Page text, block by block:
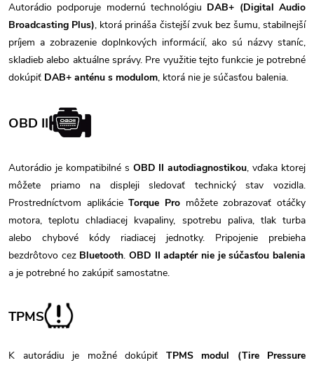
Autorádio podporuje modernú technológiu DAB+ (Digital Audio
Broadcasting Plus), ktorá prináša čistejší zvuk bez šumu, stabilnejší
príjem a zobrazenie doplnkových informácií, ako sú názvy staníc,
skladieb alebo aktuálne správy. Pre využitie tejto funkcie je potrebné
dokúpiť DAB+ anténu s modulom, ktorá nie je súčasťou balenia.
OBD II
Autorádio je kompatibilné s OBD II autodiagnostikou, vďaka ktorej
môžete priamo na displeji sledovať technický stav vozidla.
Prostredníctvom aplikácieTorque Pro môžete zobrazovať otáčky
motora, teplotu chladiacej kvapaliny, spotrebu paliva, tlak turba
alebo chybové kódy riadiacej jednotky. Pripojenie prebieha
bezdrôtovo cez Bluetooth.OBD II adaptér nie je súčasťou balenia
a je potrebné ho zakúpiť samostatne.
TPMS
K autorádiu je možné dokúpiť TPMS modul (Tire Pressure